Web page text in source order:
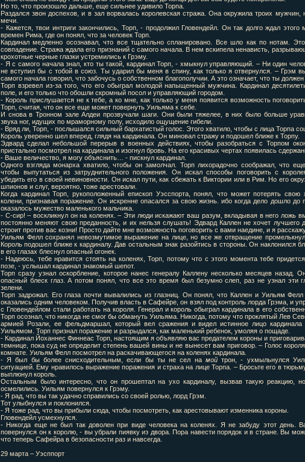
Но то, что произошло дальше, еще сильнее удивило Торпа.
Раздался звон доспехов, и в зал ворвалась королевская стража. Она окружила троих мужчин,
мечи.
- Кажется, твои интриги закончились, Торп, - продолжил Гловендейл. Он так долго ждал этого
времен Рима, где он понял, что за человек Торп.
Кардинал медленно осознавал, что все тщательно спланировано. Все шло как по нотам.
совпадение. Стража ждала его признаний с самого начала. В нем вскипела ненависть,
крохотные черные глазки устремились к Грэму.
- Я с самого начала знал, кто ты такой, кардинал Торп, - хмыкнул управляющий. – Ни один
не вступил бы с тобой в союз. Ты ударил бы меня в спину, как только я отвернулся. – Грэм
самого начала говорил, что забочусь о собственном благополучии. А это означает, что ты должен
Торп взревел из-за того, что его обыграл молодой напыщенный мужчина. Кардинал
поле, и его только что обошли скромный посол и управляющий городом.
- Король прислушается не к тебе, а ко мне, как только у меня появится возможность
Торп, считая, что он все еще может повернуть Уильяма к себе.
И снова в Тронном зале Алдеи прозвучали шаги. Они были тяжелее, в них было больше
звука ног, идущих по мраморному полу, исходило ощущение гибели.
- Вряд ли, Торп, - послышался сильный бархатистый голос. Этого хватило, чтобы с лица Торпа
Король уверенно шел вперед, глядя на кардинала. Он миновал стражу и подошел ближе к Торпу.
Эдвард сделал небольшой перерыв в военных действиях, чтобы разобраться с Торпом
пристально посмотрел на кардинала и изогнул бровь. На его красивых чертах появилась
- Ваше величество, я могу объяснить… - пискнул кардинал.
Одного взгляда монарха хватило, чтобы он замолчал. Торп лихорадочно соображал, что
чтобы выпутаться из затруднительного положения. Он искал способы поговорить с
убедить его в своей невиновности. Он искал пути, как сбежать к Виктории или в Рим. Но его
шпионов и слуг, вероятно, тоже арестовали.
Когда кардинал Торп, рукоположенный епископ Уэсспорта, понял, что может потерять
колени, признавая поражение. Он искренне опасался за свою жизнь. ибо когда дело дошло до
оказалось мужество маленького мальчика.
- С-сир! – воскликнул он на коленях. – Эти люди искажают ваш разум, вкладывая в него ложь
постоянно меняют свою преданность, и их нельзя слушать! Эдвард Каллен не хочет лучшего
строит против вас козни! Просто дайте мне возможность поговорить с вами наедине, и я
Уильям Фелл сохранял невозмутимое выражение на лице, но все же отвращение
Король подошел ближе к кардиналу. Дав остальным знак разойтись в стороны. Он наклонился
в его глазах блеснул опасный огонек.
- Надеюсь, тебе нравится стоять на коленях, Торп, потому что с этого момента тебе
позе, - услышал кардинал знакомый шепот.
Торп сразу узнал оскорбление, которое нанес генералу Каллену несколько месяцев назад.
опасный блеск глаз. А потом понял, что все это время был безумно слеп, раз не узнал эти
зелени.
Торп задрожал. Его глаза почти вывалились из глазниц. Он понял, что Каллен и Уильям Фелл
оказались одним человеком. Получив власть в Сафейре, он взял под контроль лорда Грэма, и
с Гловендейлом стали работать на короля. Генерал и король обыграл кардинала в его
Торп осознал, что никогда не смог бы обмануть Уильяма. Никогда, потому что проклятый Лев
армией Розали, ее фельдмаршал, который вел сражения и видел истинное лицо
Уильямом. Торп признал поражение и разрыдался, как маленький ребенок, умоляя о пощаде.
- Кардинал Йоханнес Финнеас Торп, настоящим я объявляю вас предателем короны и
темнице, пока суд не определит степень вашей вины и не вынесет вам приговор. – Голос
комнате. Уильям Фелл посмотрел на раскачивающегося на коленях кардинала.
- Я был бы более снисходительным, если бы ты не сел на мойтрон, - ухмыльнулся
ситуацией. Ему нравилось выражение поражения и страха на лице Торпа. – Бросьте его в
выплюнул король.
Остальным было интересно, что он прошептал на ухо кардиналу, вызвав такую реакцию,
осмелились. Уильям повернулся к Грэму.
- Я рад, что вы так удачно справились со своей ролью, лорд Грэм.
Тот улыбнулся и поклонился.
- Я тоже рад, что вы прибыли сюда, чтобы посмотреть, как арестовывают изменника короны.
Гловендейл усмехнулся.
- Никогда еще не был так доволен при виде человека на коленях. Я не забуду этот день.
повернулся он к королю, - вы убрали пиявку из двора. Пора навести порядок и в стране. Вы
что теперь Сафейра в безопасности раз и навсегда.
29 марта – Уэсппорт